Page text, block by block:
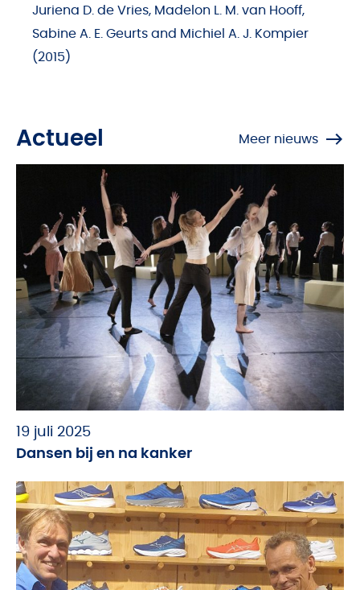
Juriena D. de Vries, Madelon L. M. van Hooff,
Sabine A. E. Geurts and Michiel A. J. Kompier
(2015)
Actueel Meer nieuws
19 juli 2025
Dansen bij en na kanker